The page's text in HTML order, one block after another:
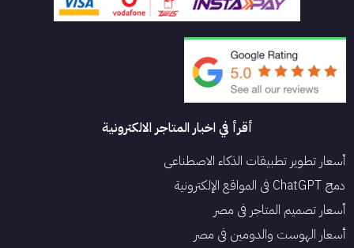
أقرأ في اخبار المتاجر الالكترونية
أسعار تطوير تطبيقات الذكاء الاصطناعي
دمج ChatGPT في المواقع الإلكترونية
أسعار تصميم المتاجر في مصر
أسعار الهوست والدومين في مصر